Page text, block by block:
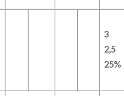
3
2,5
25%